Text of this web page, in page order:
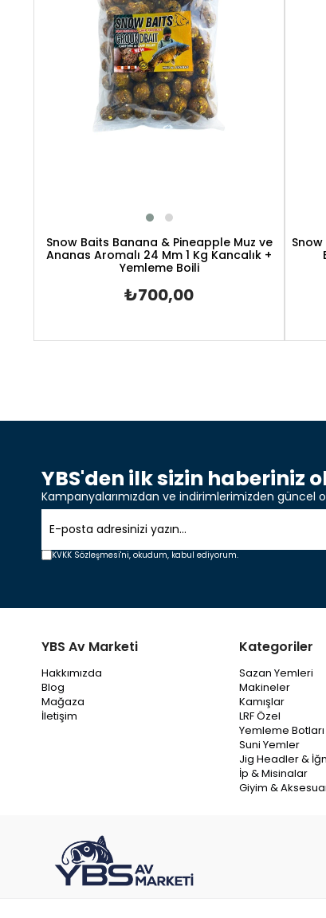
Snow Baits Banana & Pineapple Muz ve
Ananas Aromalı 24 Mm 1 Kg Kancalık +
Yemleme Boili
₺700,00
Snow
YBS'den ilk sizin haberiniz
Kampanyalarımızdan ve indirimlerimizden güncel
KVKK Sözleşmesi'ni, okudum, kabul ediyorum.
YBS Av Marketi
Hakkımızda
Blog
Mağaza
İletişim
Kategoriler
Sazan Yemleri
Makineler
Kamışlar
LRF Özel
Yemleme Botları
Suni Yemler
Jig Headler &
İp & Misinalar
Giyim &